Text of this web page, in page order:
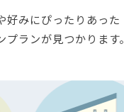
好みにぴったりあった
プランが見つかります。